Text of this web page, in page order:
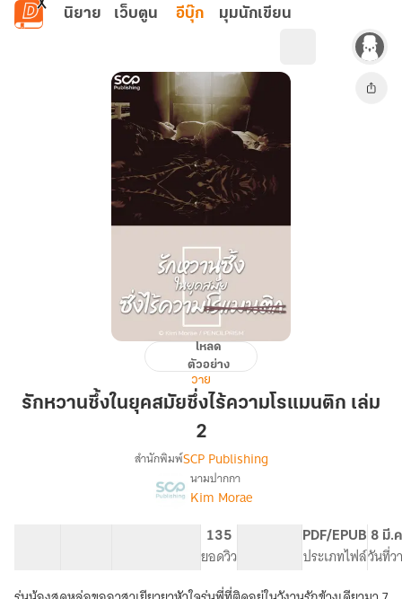
ข้ามไปยังเนื้อหาหลัก
นิยาย เว็บตูน อีบุ๊ก มุมนักเขียน
ซึ้ง
สมัย
ความ
แมน
ติก
โหลด
ตัวอย่าง
วาย
รักหวานซึ้งในยุคสมัยซึ่งไร้ความโรแมนติก เล่ม
2
เรื่อง
รัก
หวาน
ซึ้ง
ใน
ยุค
สมัย
สำนักพิมพ์SCP Publishing
นามปากกา
Kim Morae
135
ยอดวิว
PDF/EPUB
ประเภทไฟล์
8 มี.
วันที่ว